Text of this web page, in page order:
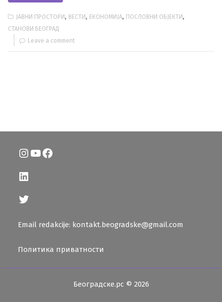
ЈАВНИ ПРОСТОРИ, ВЕСТИ, ЕКОНОМИЈА, ПОСЛОВНИ ОБЈЕКТИ,
СТАНОВИ БЕОГРАД
Leave a comment
Instagram
YouTube
Facebook
LinkedIn
Twitter
Email redakcije: kontakt.beogradske@gmail.com
Политика приватности
Београдске.рс © 2026